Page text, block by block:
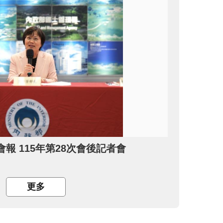
報 115年第28次會後記者會
更多